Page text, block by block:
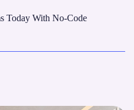
Today With No-Code